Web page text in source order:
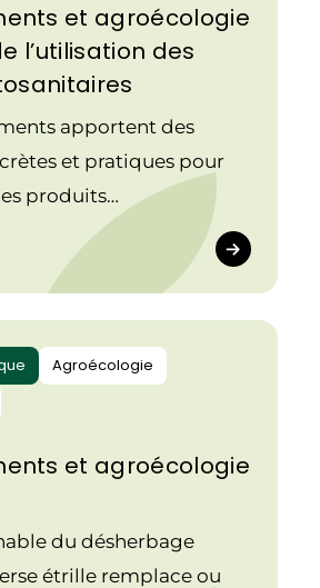
et agroécologie
l’utilisation des
apportent des
et pratiques pour
produits
en sécurisant les
Agroécologie
et agroécologie
du désherbage
étrille remplace ou